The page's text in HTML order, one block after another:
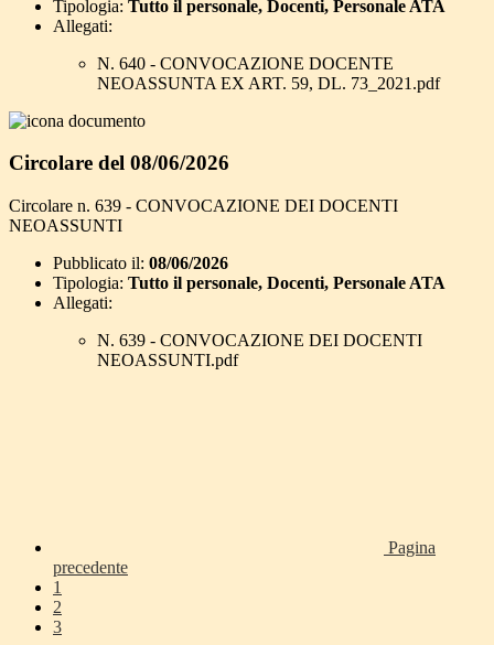
Tipologia: Tutto il personale, Docenti, Personale ATA
Allegati:
N. 640 - CONVOCAZIONE DOCENTE
NEOASSUNTA EX ART. 59, DL. 73_2021.pdf
Circolare del 08/06/2026
Circolare n. 639 - CONVOCAZIONE DEI DOCENTI
NEOASSUNTI
Pubblicato il: 08/06/2026
Tipologia: Tutto il personale, Docenti, Personale ATA
Allegati:
N. 639 - CONVOCAZIONE DEI DOCENTI
NEOASSUNTI.pdf
Pagina
precedente
1
2
3